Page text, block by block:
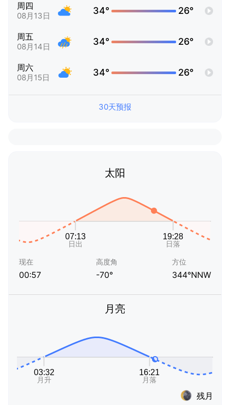
周四
08月13日 34° 26°
周五
08月14日 34° 26°
周六
08月15日 34° 26°
30天预报
太阳
现在
00:57
高度角
-70°
方位
344°NNW
月亮
残月